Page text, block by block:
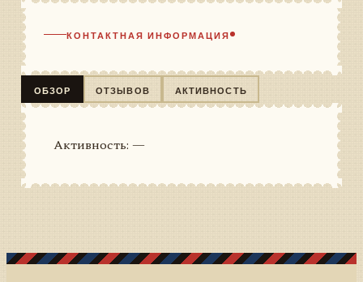
КОНТАКТНАЯ ИНФОРМАЦИЯ
ОБЗОР ОТЗЫВОВ АКТИВНОСТЬ
Активность: —